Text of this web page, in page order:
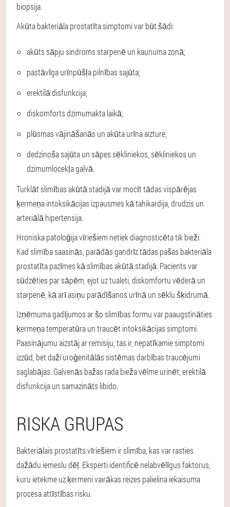
biopsija.
Akūta bakteriāla prostatīta simptomi var būt šādi:
akūts sāpju sindroms starpenē un kaunuma zonā;
pastāvīga urīnpūšļa pilnības sajūta;
erektilā disfunkcija;
diskomforts dzimumakta laikā;
plūsmas vājināšanās un akūta urīna aizture;
dedzinoša sajūta un sāpes sēkliniekos, sēkliniekos un
dzimumlocekļa galvā.
Turklāt slimības akūtā stadijā var mocīt tādas vispārējas
ķermeņa intoksikācijas izpausmes kā tahikardija, drudzis un
arteriālā hipertensija.
Hroniska patoloģija vīriešiem netiek diagnosticēta tik bieži.
Kad slimība saasinās, parādās gandrīz tādas pašas bakteriāla
prostatīta pazīmes kā slimības akūtā stadijā. Pacients var
sūdzēties par sāpēm, ejot uz tualeti, diskomfortu vēderā un
starpenē, kā arī asiņu parādīšanos urīnā un sēklu šķidrumā.
Izņēmuma gadījumos ar šo slimības formu var paaugstināties
ķermeņa temperatūra un traucēt intoksikācijas simptomi.
Paasinājumu aizstāj ar remisiju, tas ir, nepatīkamie simptomi
izzūd, bet daži uroģenitālās sistēmas darbības traucējumi
saglabājas. Galvenās bažas rada bieža vēlme urinēt, erektilā
disfunkcija un samazināts libido.
RISKA GRUPAS
Bakteriālais prostatīts vīriešiem ir slimība, kas var rasties
dažādu iemeslu dēļ. Eksperti identificē nelabvēlīgus faktorus,
kuru ietekme uz ķermeni vairākas reizes palielina iekaisuma
procesa attīstības risku.